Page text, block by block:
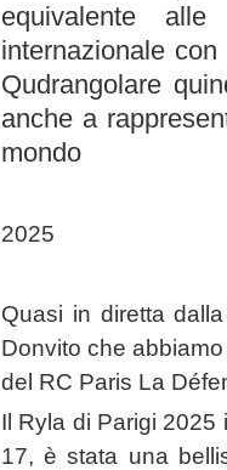
equivalente
internazionale
Qudrangolare
anche a
mondo
2025
Quasi in diretta
Donvito che
del RC Paris La
Il Ryla di Parigi
17, è stata una